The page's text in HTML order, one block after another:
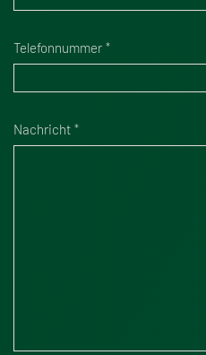
Telefonnummer
Nachricht